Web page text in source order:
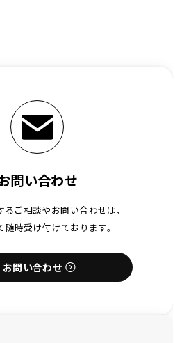
問い合わせ
るご相談やお問い合わせは、
随時受け付けております。
お問い合わせ